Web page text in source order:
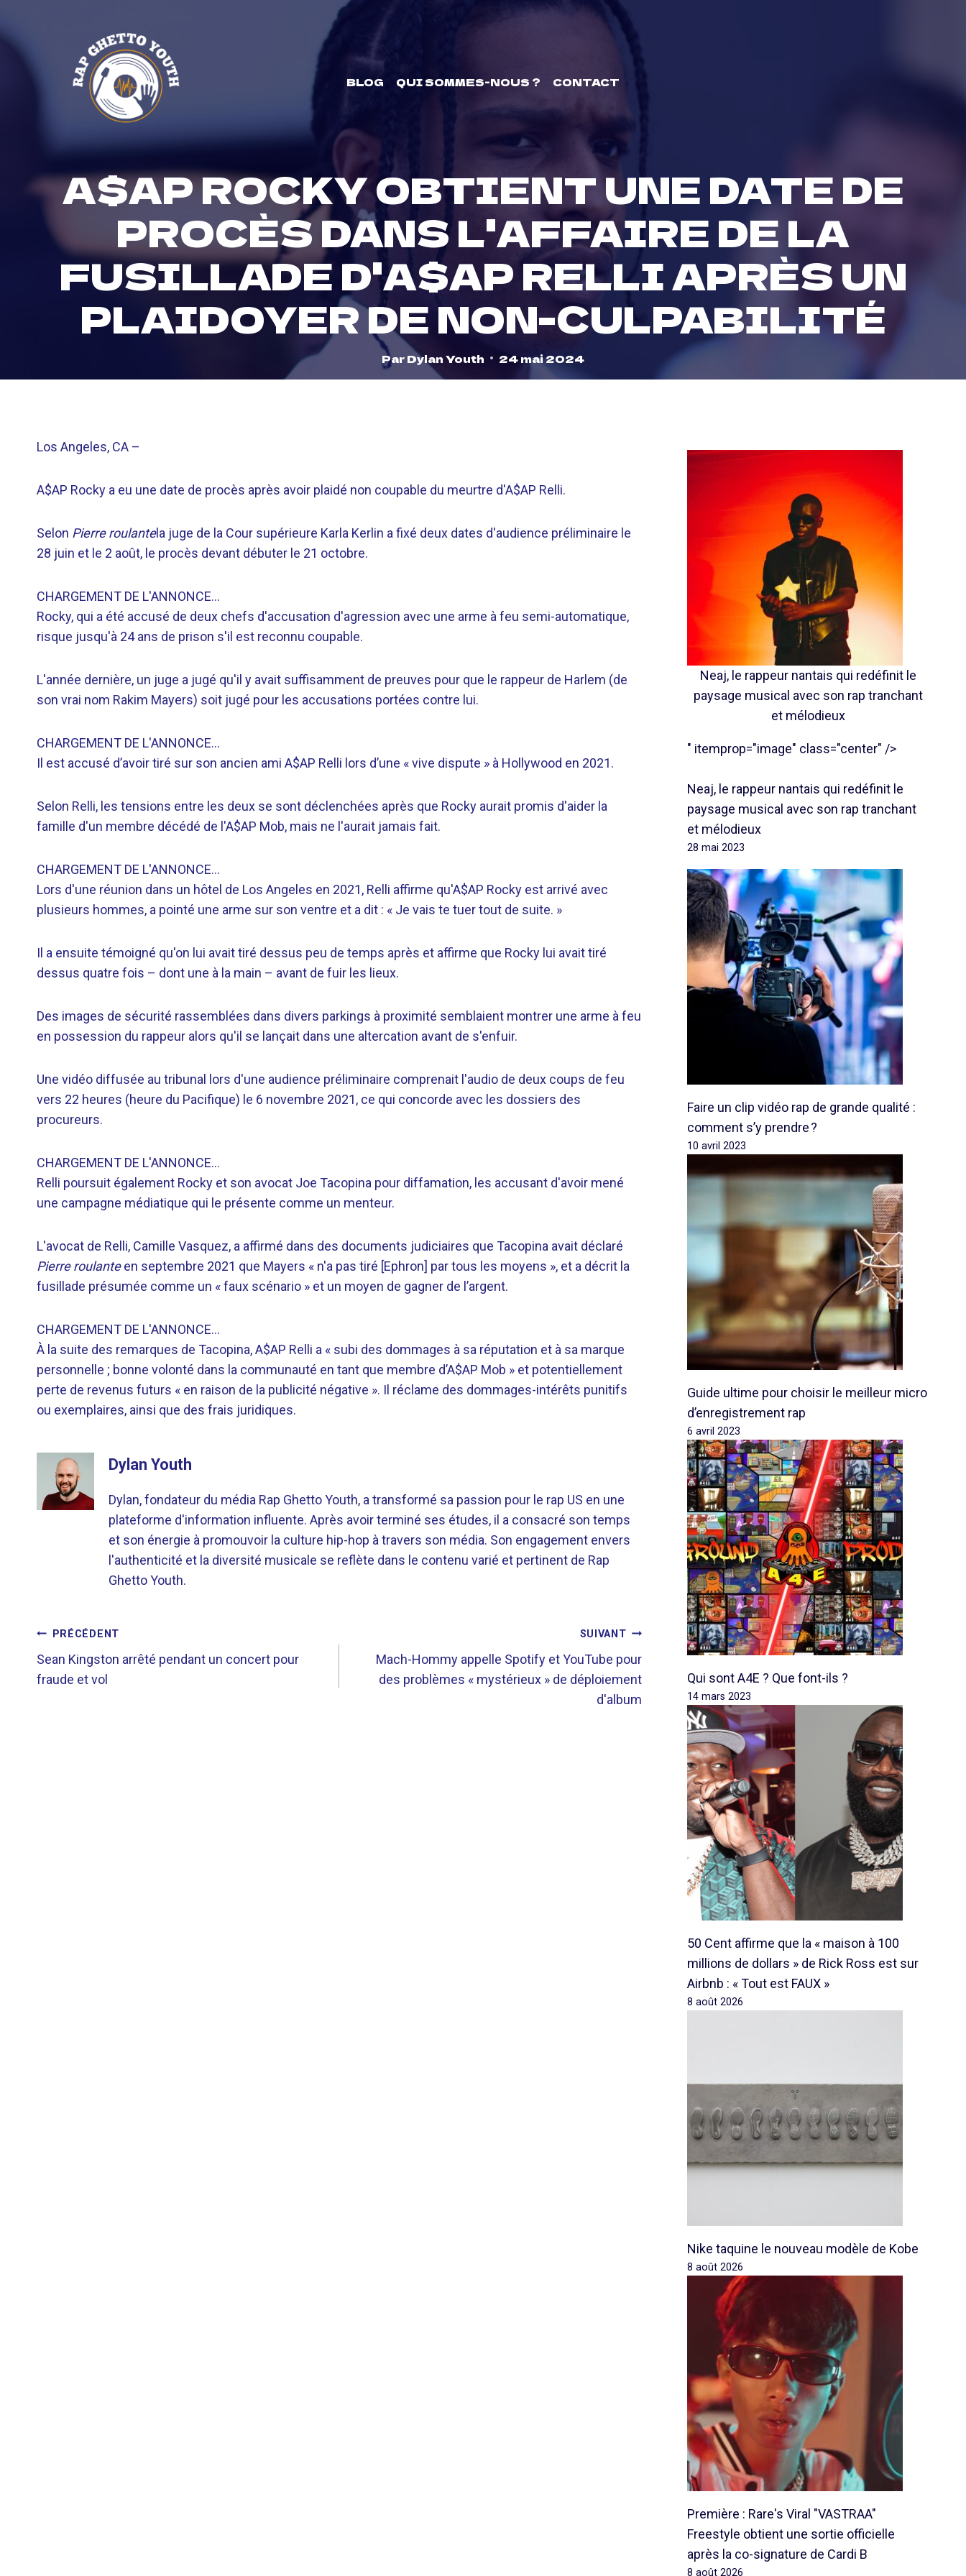
BLOG QUI SOMMES-NOUS ? CONTACT
A$AP ROCKY OBTIENT UNE DATE DE
PROCÈS DANS L'AFFAIRE DE LA
FUSILLADE D'A$AP RELLI APRÈS UN
PLAIDOYER DE NON-CULPABILITÉ
ParDylan Youth 24 mai 2024
Los Angeles, CA –
A$AP Rocky a eu une date de procès après avoir plaidé non coupable du meurtre d'A$AP Relli.
Selon Pierre roulantela juge de la Cour supérieure Karla Kerlin a fixé deux dates d'audience préliminaire le
28 juin et le 2 août, le procès devant débuter le 21 octobre.
CHARGEMENT DE L'ANNONCE…
Rocky, qui a été accusé de deux chefs d'accusation d'agression avec une arme à feu semi-automatique,
risque jusqu'à 24 ans de prison s'il est reconnu coupable.
L'année dernière, un juge a jugé qu'il y avait suffisamment de preuves pour que le rappeur de Harlem (de
son vrai nom Rakim Mayers) soit jugé pour les accusations portées contre lui.
CHARGEMENT DE L'ANNONCE…
Il est accusé d’avoir tiré sur son ancien ami A$AP Relli lors d’une « vive dispute » à Hollywood en 2021.
Selon Relli, les tensions entre les deux se sont déclenchées après que Rocky aurait promis d'aider la
famille d'un membre décédé de l'A$AP Mob, mais ne l'aurait jamais fait.
CHARGEMENT DE L'ANNONCE…
Lors d'une réunion dans un hôtel de Los Angeles en 2021, Relli affirme qu'A$AP Rocky est arrivé avec
plusieurs hommes, a pointé une arme sur son ventre et a dit : « Je vais te tuer tout de suite. »
Il a ensuite témoigné qu'on lui avait tiré dessus peu de temps après et affirme que Rocky lui avait tiré
dessus quatre fois – dont une à la main – avant de fuir les lieux.
Des images de sécurité rassemblées dans divers parkings à proximité semblaient montrer une arme à feu
en possession du rappeur alors qu'il se lançait dans une altercation avant de s'enfuir.
Une vidéo diffusée au tribunal lors d'une audience préliminaire comprenait l'audio de deux coups de feu
vers 22 heures (heure du Pacifique) le 6 novembre 2021, ce qui concorde avec les dossiers des
procureurs.
CHARGEMENT DE L'ANNONCE…
Relli poursuit également Rocky et son avocat Joe Tacopina pour diffamation, les accusant d'avoir mené
une campagne médiatique qui le présente comme un menteur.
L'avocat de Relli, Camille Vasquez, a affirmé dans des documents judiciaires que Tacopina avait déclaré
Pierre roulanteen septembre 2021 que Mayers « n'a pas tiré [Ephron] par tous les moyens », et a décrit la
fusillade présumée comme un « faux scénario » et un moyen de gagner de l’argent.
CHARGEMENT DE L'ANNONCE…
À la suite des remarques de Tacopina, A$AP Relli a « subi des dommages à sa réputation et à sa marque
personnelle ; bonne volonté dans la communauté en tant que membre d’A$AP Mob » et potentiellement
perte de revenus futurs « en raison de la publicité négative ». Il réclame des dommages-intérêts punitifs
ou exemplaires, ainsi que des frais juridiques.
Dylan Youth
Dylan, fondateur du média Rap Ghetto Youth, a transformé sa passion pour le rap US en une
plateforme d'information influente. Après avoir terminé ses études, il a consacré son temps
et son énergie à promouvoir la culture hip-hop à travers son média. Son engagement envers
l'authenticité et la diversité musicale se reflète dans le contenu varié et pertinent de Rap
Ghetto Youth.
NAVIGATION
DE
PRÉCÉDENT
Sean Kingston arrêté pendant un concert pour
fraude et vol
SUIVANT
Mach-Hommy appelle Spotify et YouTube pour
des problèmes « mystérieux » de déploiement
d'album
Neaj, le rappeur nantais qui redéfinit le
paysage musical avec son rap tranchant
et mélodieux
" itemprop="image" class="center" />
Neaj, le rappeur nantais qui redéfinit le
paysage musical avec son rap tranchant
et mélodieux
28 mai 2023
Faire un clip vidéo rap de grande qualité :
comment s’y prendre ?
10 avril 2023
Guide ultime pour choisir le meilleur micro
d’enregistrement rap
6 avril 2023
Qui sont A4E ? Que font-ils ?
14 mars 2023
50 Cent affirme que la « maison à 100
millions de dollars » de Rick Ross est sur
Airbnb : « Tout est FAUX »
8 août 2026
Nike taquine le nouveau modèle de Kobe
8 août 2026
Première : Rare's Viral "VASTRAA"
Freestyle obtient une sortie officielle
après la co-signature de Cardi B
8 août 2026